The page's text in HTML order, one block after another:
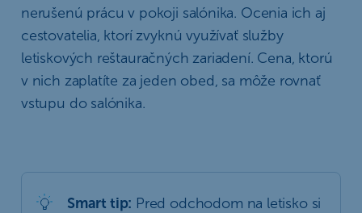
nerušenú prácu v pokoji salónika. Ocenia ich aj
cestovatelia, ktorí zvyknú využívať služby
letiskových reštauračných zariadení. Cena, ktorú
v nich zaplatíte za jeden obed, sa môže rovnať
vstupu do salónika.
Smart tip: Pred odchodom na letisko si